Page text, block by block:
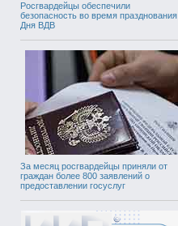
Росгвардейцы обеспечили
безопасность во время празднования
Дня ВДВ
За месяц росгвардейцы приняли от
граждан более 800 заявлений о
предоставлении госуслуг